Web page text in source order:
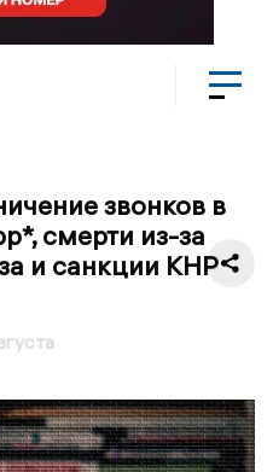
звонков в
смерти из-за
и санкции КНР